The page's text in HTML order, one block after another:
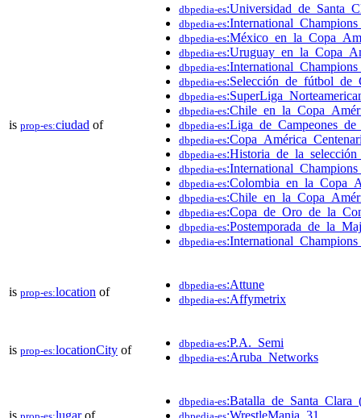
is prop-es:ciudad of
dbpedia-es
dbpedia-es
dbpedia-es
dbpedia-es
dbpedia-es
dbpedia-es
dbpedia-es
dbpedia-es
dbpedia-es
dbpedia-es
dbpedia-es
dbpedia-es
dbpedia-es
dbpedia-es
dbpedia-es
dbpedia-es
dbpedia-es
is prop-es:location of dbpedia-es:Attune
dbpedia-es:Affymetrix
is prop-es:locationCity of dbpedia-es:P.A._Semi
dbpedia-es:Aruba_Networks
is lugarof
dbpedia-es
:WrestleMania_31